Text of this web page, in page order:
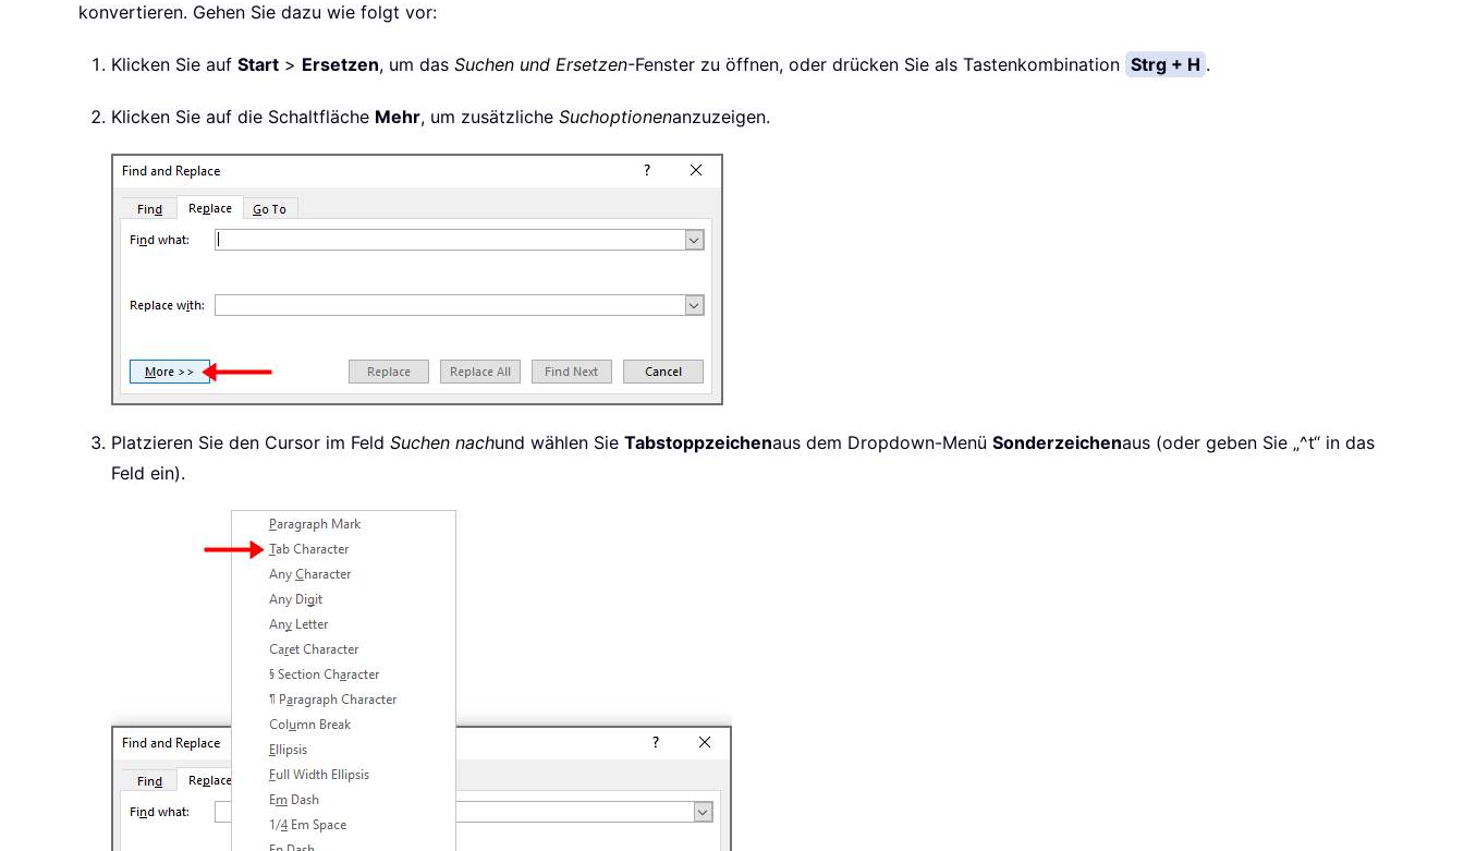
konvertieren. Gehen Sie dazu wie folgt vor:
Klicken Sie auf Start > Ersetzen, um das Suchen und Ersetzen-Fenster zu öffnen, oder drücken Sie als Tastenkombination Strg + H .
Klicken Sie auf die Schaltfläche Mehr, um zusätzliche Suchoptionenanzuzeigen.
Platzieren Sie den Cursor im Feld Suchen nachund wählen Sie Tabstoppzeichenaus dem Dropdown-Menü Sonderzeichenaus (oder geben Sie „^t“ in das
Feld ein).